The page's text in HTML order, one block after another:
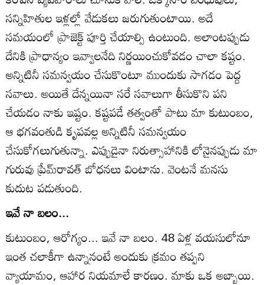
సన్నిహితుల ఇళ్లల్లో వేడుకలు జరుగుతుంటాయి. అదే
సమయంలో ప్రాజెక్ట్‌ పూర్తి చేయాల్సి ఉంటుంది. అలాంటప్పుడు
దేనికి ప్రాధాన్యం ఇవ్వాలనేది నిర్ణయించుకోవడం చాలా కష్టం.
అన్నిటినీ సమన్వయం చేసుకొంటూ ముందుకు సాగడం పెద్ద
సవాలు. అయితే దేన్నయినా సరే సవాలుగా తీసుకొని పని
చేయడం నాకు ఇష్టం. కష్టపడే తత్వంతో పాటు మా కుటుంబం,
ఆ భగవంతుడి కృపవల్ల అన్నిటినీ సమన్వయం
చేసుకోగలుగుతున్నా. ఎప్పుడైనా నిరుత్సాహానికి లోనైనప్పుడు మా
గురువు ప్రేమ్‌రావత్‌ బోధనలు వింటాను. వెంటనే మనసు
కుదుట పడుతుంది.
ఇవే నా బలం...
కుటుంబం, ఆరోగ్యం... ఇవే నా బలం. 48 ఏళ్ల వయసులోనూ
ఇంత చలాకీగా ఉన్నానంటే అందుకు క్రమం తప్పని
వ్యాయామం, ఆహార నియమాలే కారణం. మాకు ఒక అబ్బాయి.